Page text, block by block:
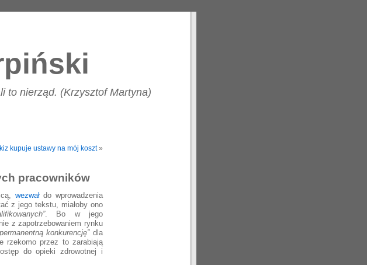
to nierząd. (Krzysztof Martyna)
kupuje ustawy na mój koszt»
pracowników
wezwałdo wprowadzenia
z jego tekstu, miałoby ono
. Bo w jego
z zapotrzebowaniem rynku
„permanentną konkurencję”dla
rzekomo przez to zarabiają
do opieki zdrowotnej i